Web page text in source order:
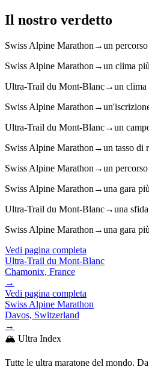
Il nostro verdetto
Swiss Alpine Marathon →un
Swiss Alpine Marathon →un clima
Ultra-Trail du Mont-Blanc→un clima
Swiss Alpine Marathon →
Ultra-Trail du Mont-Blanc→un
Swiss Alpine Marathon →un tasso di
Swiss Alpine Marathon →un
Swiss Alpine Marathon →una gara
Ultra-Trail du Mont-Blanc→una
Swiss Alpine Marathon →una gara
Vedi pagina completa
Ultra-Trail du Mont-Blanc
Chamonix, France
→
Vedi pagina completa
Swiss Alpine Marathon
Davos, Switzerland
→
🏔️ Ultra Index
Tutte le ultra maratone del mondo.